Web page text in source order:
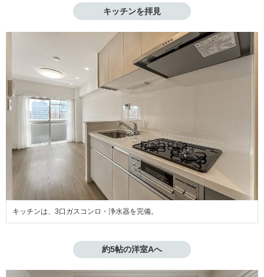
キッチンを拝見
キッチンは、3口ガスコンロ・浄水器を完備。
約5帖の洋室Aへ